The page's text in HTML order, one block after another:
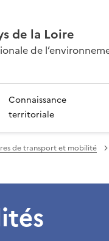
de la Loire
de
Connaissance
territoriale
de transport et mobilité